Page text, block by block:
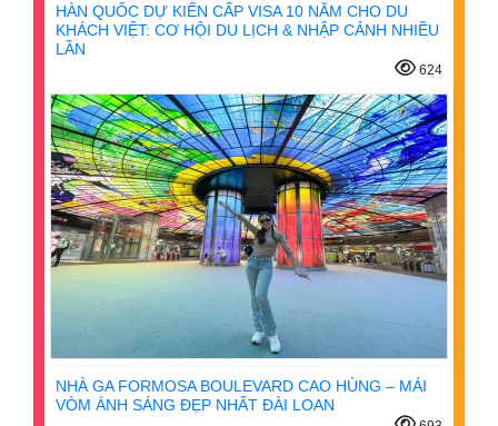
HÀN QUỐC DỰ KIẾN CẤP VISA 10 NĂM CHO DU
KHÁCH VIỆT: CƠ HỘI DU LỊCH & NHẬP CẢNH NHIỀU
LẦN
624
NHÀ GA FORMOSA BOULEVARD CAO HÙNG – MÁI
VÒM ÁNH SÁNG ĐẸP NHẤT ĐÀI LOAN